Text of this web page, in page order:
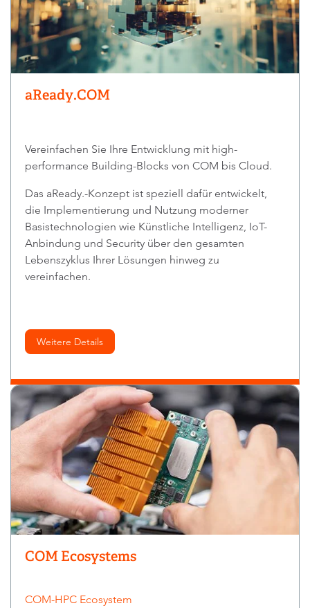
aReady.COM
Vereinfachen Sie Ihre Entwicklung mit high-
performance Building-Blocks von COM bis Cloud.
Das aReady.-Konzept ist speziell dafür entwickelt,
die Implementierung und Nutzung moderner
Basistechnologien wie Künstliche Intelligenz, IoT-
Anbindung und Security über den gesamten
Lebenszyklus Ihrer Lösungen hinweg zu
vereinfachen.
Weitere Details
COM Ecosystems
COM-HPC Ecosystem